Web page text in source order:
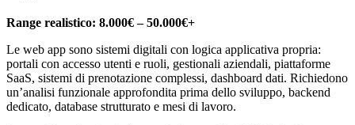
Range realistico: 8.000€ – 50.000€+
Le web app sono sistemi digitali con logica applicativa propria:
portali con accesso utenti e ruoli, gestionali aziendali, piattaforme
SaaS, sistemi di prenotazione complessi, dashboard dati. Richiedono
un’analisi funzionale approfondita prima dello sviluppo, backend
dedicato, database strutturato e mesi di lavoro.